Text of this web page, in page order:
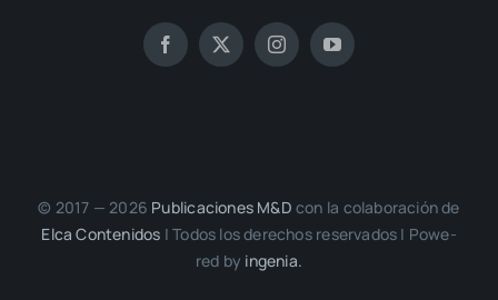
© 2017 — 2026 Publi­ca­cio­nes M&D con la cola­bo­ra­ción de
Elca Con­te­ni­dos | Todos los dere­chos reser­va­dos | Powe­
red by inge­nia.